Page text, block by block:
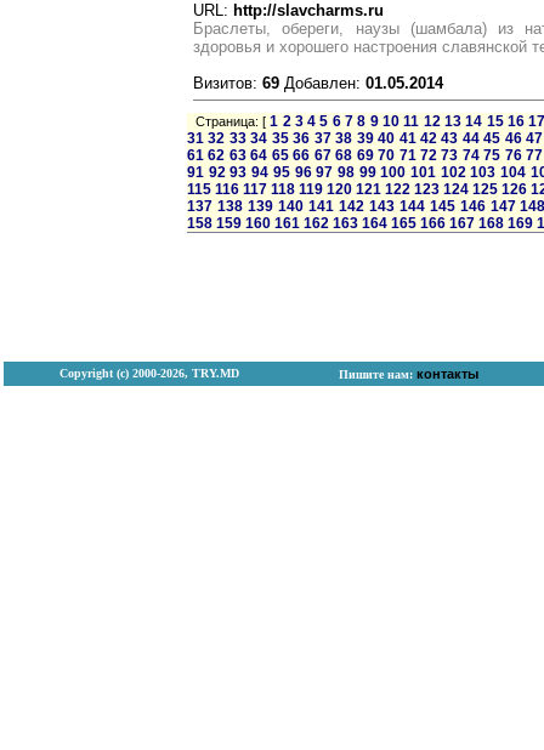
URL: http://slavcharms.ru
Браслеты, обереги, наузы (шамбала) из
здоровья и хорошего настроения славянской
Визитов: 69 Добавлен: 01.05.2014
Страница: [1 2 3 4 5 6 7 8 9 10 11 12 13 14 15 16
31 32 33 34 35 36 37 38 39 40 41 42 43 44 45 46 47
61 62 63 64 65 66 67 68 69 70 71 72 73 74 75 76 77
91 92 93 94 95 96 97 98 99 100 101 102 103 104
115 116 117 118 119 120 121 122 123 124 125 126
137 138 139 140 141 142 143 144 145 146 147
158 159 160 161 162 163 164 165 166 167 168 169
Copyright (с) 2000-2026, TRY.MD Пишите нам: контакты